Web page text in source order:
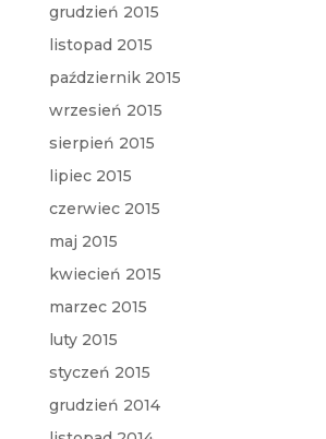
grudzień 2015
listopad 2015
październik 2015
wrzesień 2015
sierpień 2015
lipiec 2015
czerwiec 2015
maj 2015
kwiecień 2015
marzec 2015
luty 2015
styczeń 2015
grudzień 2014